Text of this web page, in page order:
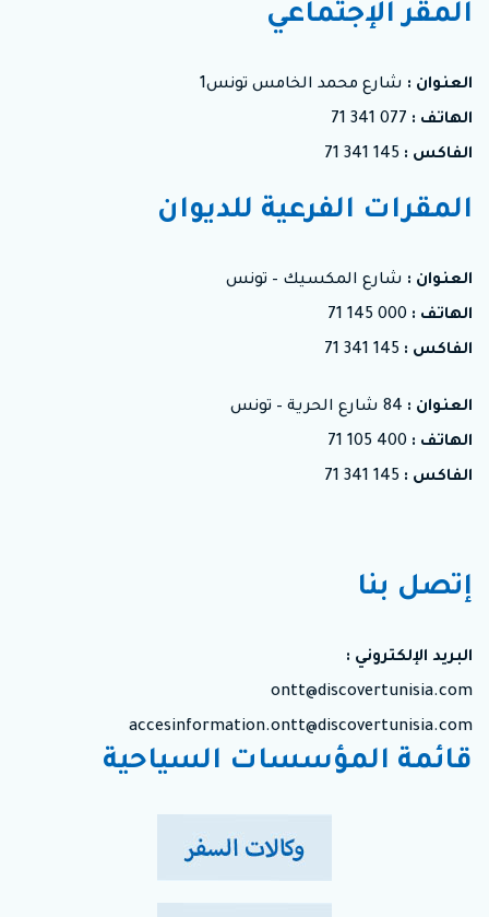
المقر الإجتماعي
العنوان : شارع محمد الخامس تونس1
الهاتف :
الفاكس :
المقرات الفرعية للديوان
العنوان : شارع المكسيك – تونس
الهاتف :
الفاكس :
العنوان :
الهاتف :
الفاكس :
إتصل بنا
البريد الإلكتروني :
ontt@discovertunisia.com
accesinformation.ontt@discovertunisia.com
قائمة المؤسسات السياحية